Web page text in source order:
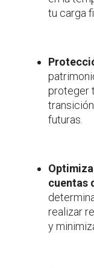
tu carga
proteger
futuras.
cuentas
realizar
y